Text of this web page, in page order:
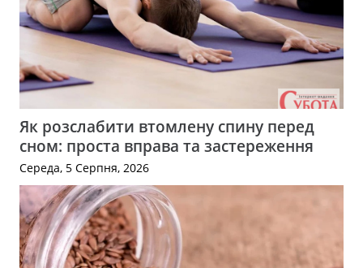
Як розслабити втомлену спину перед
сном: проста вправа та застереження
Середа, 5 Серпня, 2026